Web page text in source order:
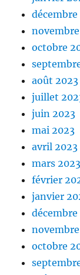
décembre
octobre
août 2023
juillet
juin 2023
mai 2023
avril 2023
mars 2023
février
janvier
décembre
octobre